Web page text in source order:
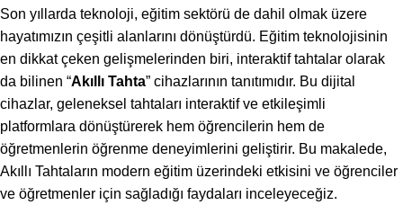
Son yıllarda teknoloji, eğitim sektörü de dahil olmak üzere
hayatımızın çeşitli alanlarını dönüştürdü. Eğitim teknolojisinin
en dikkat çeken gelişmelerinden biri, interaktif tahtalar olarak
da bilinen “Akıllı Tahta” cihazlarının tanıtımıdır. Bu dijital
cihazlar, geleneksel tahtaları interaktif ve etkileşimli
platformlara dönüştürerek hem öğrencilerin hem de
öğretmenlerin öğrenme deneyimlerini geliştirir. Bu makalede,
Akıllı Tahtaların modern eğitim üzerindeki etkisini ve öğrenciler
ve öğretmenler için sağladığı faydaları inceleyeceğiz.